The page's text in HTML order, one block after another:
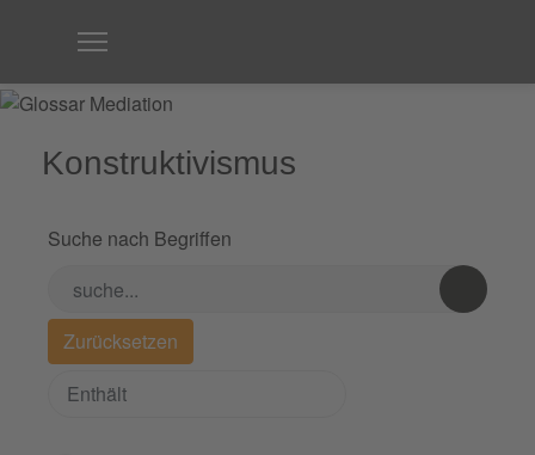
Konstruktivismus
Suche nach Begriffen